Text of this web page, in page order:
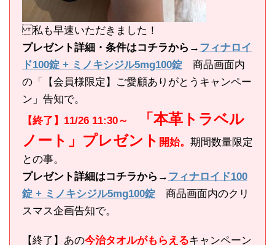
私も早速いただきました！
プレゼント詳細・条件はコチラから→ フィナロイ
ド100錠 + ミノキシジル5mg100錠 商品画面内
の「【会員様限定】ご愛顧ありがとうキャンペー
ン」告知で。
【終了】11/26 11:30～
「本革トラベル
ノート」プレゼント 開始。 期間数量限定
との事。
プレゼント詳細はコチラから→ フィナロイド100
錠 + ミノキシジル5mg100錠 商品画面内のクリ
スマス企画告知で。
【終了】あの今治タオルがもらえるキャンペーン